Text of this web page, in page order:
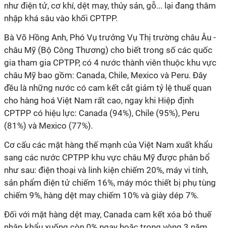
như điện tử, cơ khí, dệt may, thủy sản, gỗ... lại đang thâm
nhập khá sâu vào khối CPTPP.
Bà Võ Hồng Anh, Phó Vụ trưởng Vụ Thị trường châu Âu -
châu Mỹ (Bộ Công Thương) cho biết trong số các quốc
gia tham gia CPTPP, có 4 nước thành viên thuộc khu vực
châu Mỹ bao gồm: Canada, Chile, Mexico và Peru. Đây
đều là những nước có cam kết cắt giảm tỷ lệ thuế quan
cho hàng hoá Việt Nam rất cao, ngay khi Hiệp định
CPTPP có hiệu lực: Canada (94%), Chile (95%), Peru
(81%) và Mexico (77%).
Cơ cấu các mặt hàng thế mạnh của Việt Nam xuất khẩu
sang các nước CPTPP khu vực châu Mỹ được phân bổ
như sau: điện thoại và linh kiện chiếm 20%, máy vi tính,
sản phẩm điện tử chiếm 16%, máy móc thiết bị phụ tùng
chiếm 9%, hàng dệt may chiếm 10% và giày dép 7%.
Đối với mặt hàng dệt may, Canada cam kết xóa bỏ thuế